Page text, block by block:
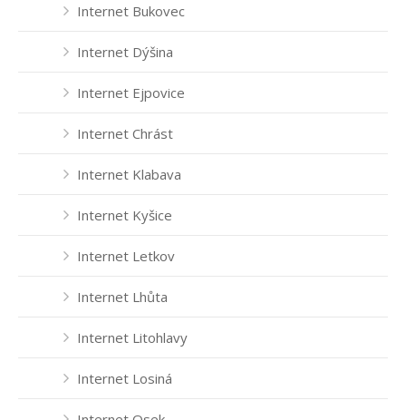
Internet Robčice
Internet Rokycany
Internet Starý Plzenec
Internet Šlovice
Internet Štěnovice
Internet Tymákov
Internet Útušice
Internet Volduchy
Internet Bukovec
Internet Dýšina
Internet Ejpovice
Internet Chrást
Internet Klabava
Internet Kyšice
Internet Letkov
Internet Lhůta
Internet Litohlavy
Internet Losiná